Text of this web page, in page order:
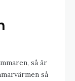
så är
så